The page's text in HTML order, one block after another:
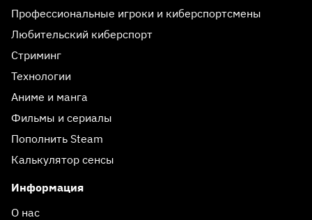
Профессиональные игроки и киберспортсмены
Любительский киберспорт
Стриминг
Технологии
Аниме и манга
Фильмы и сериалы
Пополнить Steam
Калькулятор сенсы
Информация
О нас